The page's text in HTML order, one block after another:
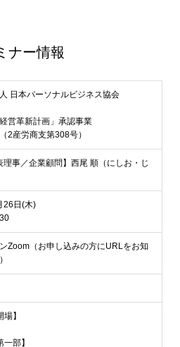
ナー情報
日本パーソナルビジネス協会
営革新計画」承認事業
2産労商支第308号）
理事／企業顧問】西尾 順（にしお・じ
26日(木)
Zoom（お申し込みの方にURLをお知
】
部】